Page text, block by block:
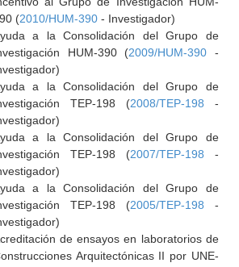
(2010/HUM-390- Investigador)
a la Consolidación del Grupo de
HUM-390 (2009/HUM-390 -
a la Consolidación del Grupo de
TEP-198 (2008/TEP-198 -
a la Consolidación del Grupo de
TEP-198 (2007/TEP-198 -
a la Consolidación del Grupo de
TEP-198 (2005/TEP-198 -
de ensayos en laboratorios de
Arquitectónicas II por UNE-